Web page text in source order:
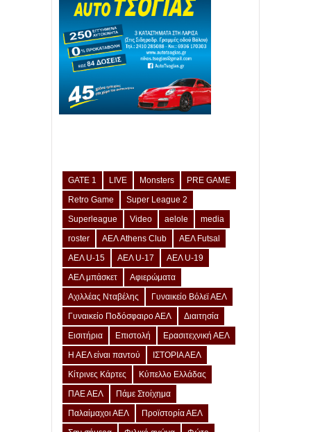
GATE 1 LIVE Monsters
PRE GAME
Retro Game
Super League 2
Superleague
Video aelole
media
roster
ΑΕΛ Athens Club
ΑΕΛ Futsal
ΑΕΛ U-15
ΑΕΛ U-17
ΑΕΛ U-19
ΑΕΛ μπάσκετ
Αφιερώματα
Αχιλλέας Νταβέλης
Γυναικείο Βόλεϊ ΑΕΛ
Γυναικείο Ποδόσφαιρο ΑΕΛ
Διαιτησία
Εισιτήρια
Επιστολή
Ερασιτεχνική ΑΕΛ
Η ΑΕΛ είναι παντού
ΙΣΤΟΡΙΑ ΑΕΛ
Κίτρινες Κάρτες
Κύπελλο Ελλάδας
ΠΑΕ ΑΕΛ
Πάμε Στοίχημα
Παλαίμαχοι ΑΕΛ
Προϊστορία ΑΕΛ